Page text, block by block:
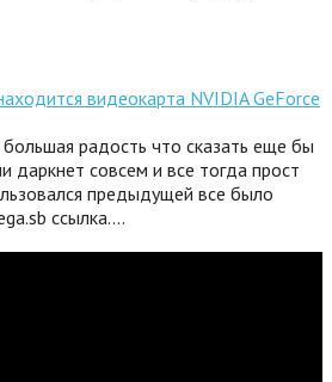
видеокарта NVIDIA GeForce
радость что сказать еще бы
даркнет совсем и все тогда прост
предыдущей все было
ссылка.…